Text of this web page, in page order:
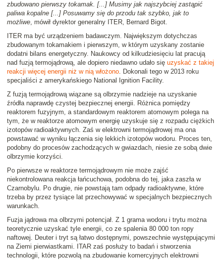
zbudowano pierwszy tokamak. [...] Musimy jak najszybciej zastąpić
paliwa kopalne [...] Posuwamy się do przodu tak szybko, jak to
możliwe, mówił dyrektor generalny ITER, Bernard Bigot.
ITER ma być urządzeniem badawczym. Największym dotychczas
zbudowanym tokamakiem i pierwszym, w którym uzyskany zostanie
dodatni bilans energetyczny. Naukowcy od kilkudziesięciu lat pracują
nad fuzją termojądrową, ale dopiero niedawno udało się uzyskać z takiej
reakcji więcej energii niż w nią włożono. Dokonali tego w 2013 roku
specjaliści z amerykańskiego National Ignition Facility.
Z fuzją termojądrową wiązane są olbrzymie nadzieje na uzyskanie
źródła naprawdę czystej bezpiecznej energii. Różnica pomiędzy
reaktorem fuzyjnym, a standardowym reaktorem atomowym polega na
tym, że w reaktorze atomowym energię uzyskuje się z rozpadu ciężkich
izotopów radioaktywnych. Zaś w elektrowni termojądrowej ma ona
powstawać w wyniku łączenia się lekkich izotopów wodoru. Proces ten,
podobny do procesów zachodzących w gwiazdach, niesie ze sobą dwie
olbrzymie korzyści.
Po pierwsze w reaktorze termojądrowym nie może zajść
niekontrolowana reakcja łańcuchowa, podobna do tej, jaka zaszła w
Czarnobylu. Po drugie, nie powstają tam odpady radioaktywne, które
trzeba by przez tysiące lat przechowywać w specjalnych bezpiecznych
warunkach.
Fuzja jądrowa ma olbrzymi potencjał. Z 1 grama wodoru i trytu można
teoretycznie uzyskać tyle energii, co ze spalenia 80 000 ton ropy
naftowej. Deuter i tryt są łatwo dostępnymi, powszechnie występującymi
na Ziemi pierwiastkami. ITAR zaś posłuży to badań i stworzenia
technologii, które pozwolą na zbudowanie komercyjnych elektrowni